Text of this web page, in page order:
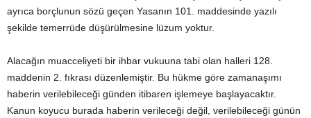
ayrıca borçlunun sözü geçen Yasanın 101. maddesinde yazılı
şekilde temerrüde düşürülmesine lüzum yoktur.
Alacağın muacceliyeti bir ihbar vukuuna tabi olan halleri 128.
maddenin 2. fıkrası düzenlemiştir. Bu hükme göre zamanaşımı
haberin verilebileceği günden itibaren işlemeye başlayacaktır.
Kanun koyucu burada haberin verileceği değil, verilebileceği günün